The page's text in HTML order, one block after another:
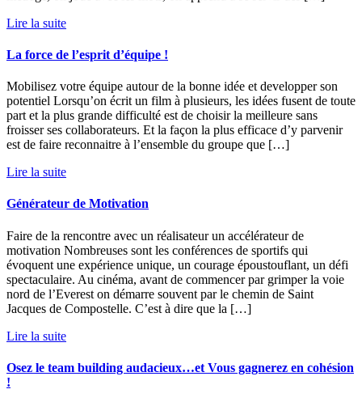
Lire la suite
La force de l’esprit d’équipe !
Mobilisez votre équipe autour de la bonne idée et developper son
potentiel Lorsqu’on écrit un film à plusieurs, les idées fusent de toute
part et la plus grande difficulté est de choisir la meilleure sans
froisser ses collaborateurs. Et la façon la plus efficace d’y parvenir
est de faire reconnaitre à l’ensemble du groupe que […]
Lire la suite
Générateur de Motivation
Faire de la rencontre avec un réalisateur un accélérateur de
motivation Nombreuses sont les conférences de sportifs qui
évoquent une expérience unique, un courage époustouflant, un défi
spectaculaire. Au cinéma, avant de commencer par grimper la voie
nord de l’Everest on démarre souvent par le chemin de Saint
Jacques de Compostelle. C’est à dire que la […]
Lire la suite
Osez le team building audacieux…et Vous gagnerez en cohésion
!